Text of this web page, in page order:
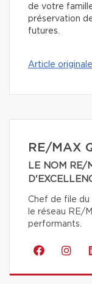
de votre
préservation
futures.
Article
RE/MAX
LE NOM RE/
Chef de file du
le réseau RE/
performants.